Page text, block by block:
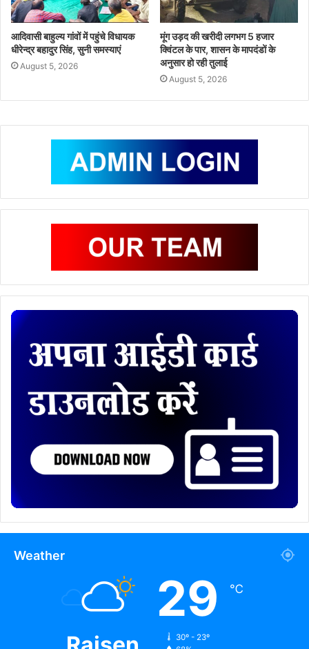
आदिवासी बाहुल्य गांवों में पहुंचे विधायक
धीरेन्द्र बहादुर सिंह, सुनी समस्याएं
August 5, 2026
मूंग उड़द की खरीदी लगभग 5 हजार
क्विंटल के पार, शासन के मापदंडों के
अनुसार हो रही तुलाई
August 5, 2026
Weather
29 ℃
30º - 23º